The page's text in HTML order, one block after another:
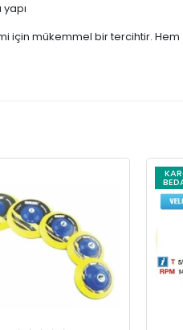
için mükemmel bir tercihtir. Hem